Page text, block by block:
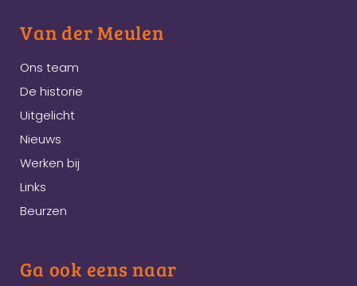
Van der Meulen
Ons team
De historie
Uitgelicht
Nieuws
Werken bij
Links
Beurzen
Ga ook eens naar